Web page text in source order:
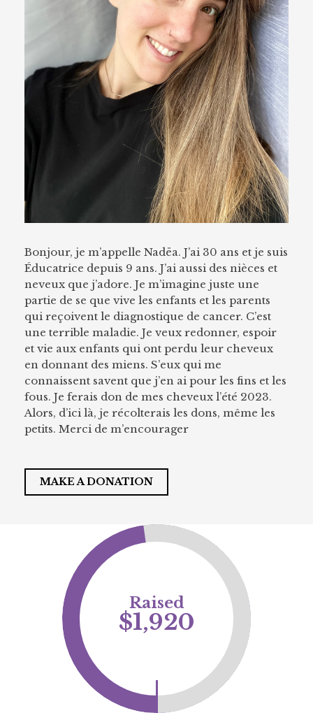
Bonjour, je m’appelle Nadëa. J’ai 30 ans et je suis
Éducatrice depuis 9 ans. J’ai aussi des nièces et
neveux que j’adore. Je m’imagine juste une
partie de se que vive les enfants et les parents
qui reçoivent le diagnostique de cancer. C’est
une terrible maladie. Je veux redonner, espoir
et vie aux enfants qui ont perdu leur cheveux
en donnant des miens. S’eux qui me
connaissent savent que j’en ai pour les fins et les
fous. Je ferais don de mes cheveux l’été 2023.
Alors, d’ici là, je récolterais les dons, même les
petits. Merci de m’encourager
MAKE A DONATION
Raised
$1,920